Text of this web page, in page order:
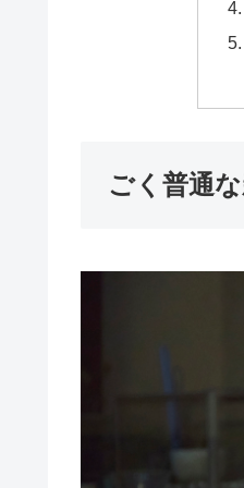
ごく普通